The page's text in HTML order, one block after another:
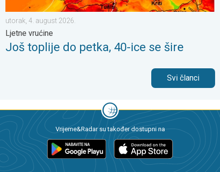
utorak, 4. august 2026.
Ljetne vrućine
Još toplije do petka, 40-ice se šire
Svi članci
Vrijeme&Radar su također dostupni na